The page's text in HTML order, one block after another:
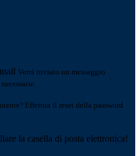
Verrà inviato un messaggio
Effettua il reset della password
la casella di posta elettronica!